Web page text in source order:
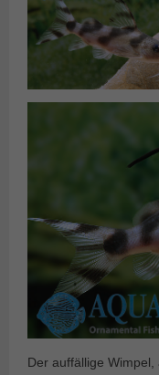
Der auffällige